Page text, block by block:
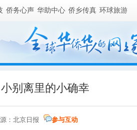
侨务心声 华助中心 侨乡传真 环球旅游
别离里的小确幸
：北京日报 参与互动